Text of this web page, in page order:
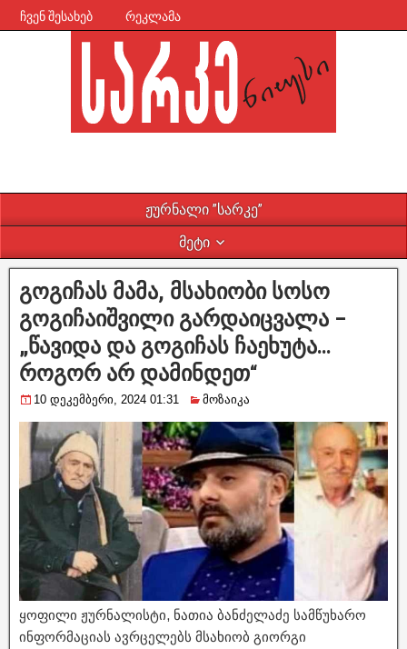
ჩვენ შესახებ რეკლამა
ჟურნალი ”სარკე”
მეტი
გოგიჩას მამა, მსახიობი სოსო
გოგიჩაიშვილი გარდაიცვალა –
„წავიდა და გოგიჩას ჩაეხუტა…
როგორ არ დამინდეთ“
10 დეკემბერი, 2024 01:31 მოზაიკა
ყოფილი ჟურნალისტი, ნათია ბანძელაძე სამწუხარო
ინფორმაციას ავრცელებს მსახიობ გიორგი